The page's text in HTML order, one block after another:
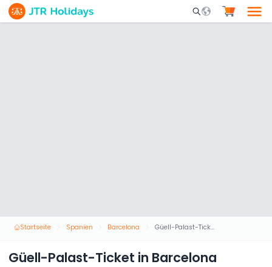
Mobile Search
Startseite Spanien Barcelona Güell-Palast-Ticket in Barcelona
Güell-Palast-Ticket in Barcelona